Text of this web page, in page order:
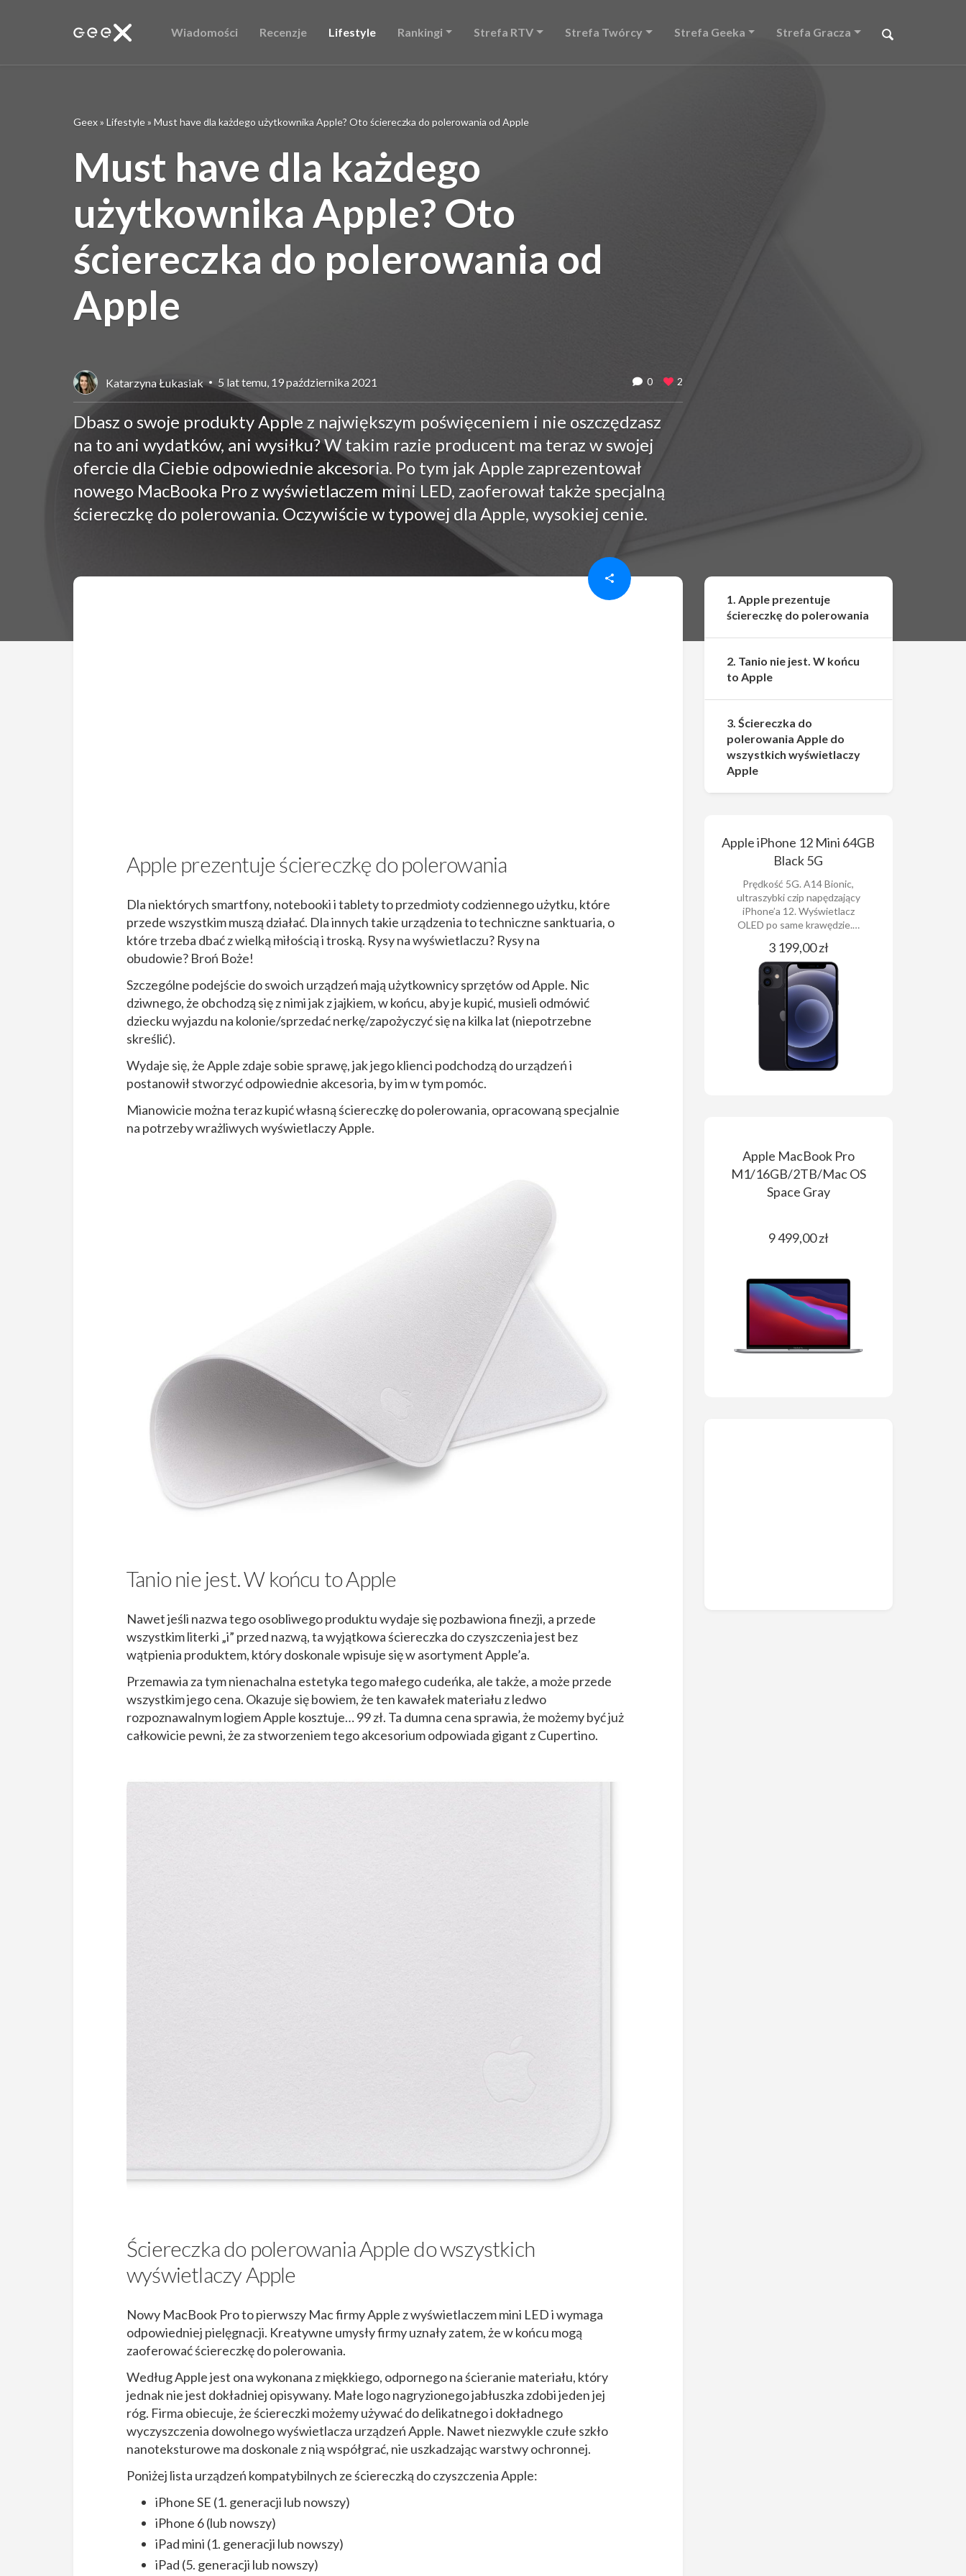
Wiadomości Recenzje Lifestyle Rankingi Strefa RTV Strefa Twórcy Strefa Geeka Strefa Gracza
Geex» Lifestyle» Must have dla każdego użytkownika Apple? Oto ściereczka do polerowania od Apple
Must have dla każdego
użytkownika Apple? Oto
ściereczka do polerowania od
Apple
Katarzyna Łukasiak 5 lat temu, 19 października 2021 0 2
Dbasz o swoje produkty Apple z największym poświęceniem i nie oszczędzasz
na to ani wydatków, ani wysiłku? W takim razie producent ma teraz w swojej
ofercie dla Ciebie odpowiednie akcesoria. Po tym jak Apple zaprezentował
nowego MacBooka Pro z wyświetlaczem mini LED, zaoferował także specjalną
ściereczkę do polerowania. Oczywiście w typowej dla Apple, wysokiej cenie.
Apple prezentuje ściereczkę do polerowania
Dla niektórych smartfony, notebooki i tablety to przedmioty codziennego użytku, które
przede wszystkim muszą działać. Dla innych takie urządzenia to techniczne sanktuaria, o
które trzeba dbać z wielką miłością i troską. Rysy na wyświetlaczu? Rysy na
obudowie? Broń Boże!
Szczególne podejście do swoich urządzeń mają użytkownicy sprzętów od Apple. Nic
dziwnego, że obchodzą się z nimi jak z jajkiem, w końcu, aby je kupić, musieli odmówić
dziecku wyjazdu na kolonie/sprzedać nerkę/zapożyczyć się na kilka lat (niepotrzebne
skreślić).
Wydaje się, że Apple zdaje sobie sprawę, jak jego klienci podchodzą do urządzeń i
postanowił stworzyć odpowiednie akcesoria, by im w tym pomóc.
Mianowicie można teraz kupić własną ściereczkę do polerowania, opracowaną specjalnie
na potrzeby wrażliwych wyświetlaczy Apple.
Tanio nie jest. W końcu to Apple
Nawet jeśli nazwa tego osobliwego produktu wydaje się pozbawiona finezji, a przede
wszystkim literki „i” przed nazwą, ta wyjątkowa ściereczka do czyszczenia jest bez
wątpienia produktem, który doskonale wpisuje się w asortyment Apple’a.
Przemawia za tym nienachalna estetyka tego małego cudeńka, ale także, a może przede
wszystkim jego cena. Okazuje się bowiem, że ten kawałek materiału z ledwo
rozpoznawalnym logiem Apple kosztuje… 99 zł. Ta dumna cena sprawia, że możemy być już
całkowicie pewni, że za stworzeniem tego akcesorium odpowiada gigant z Cupertino.
Ściereczka do polerowania Apple do wszystkich
wyświetlaczy Apple
Nowy MacBook Pro to pierwszy Mac firmy Apple z wyświetlaczem mini LED i wymaga
odpowiedniej pielęgnacji. Kreatywne umysły firmy uznały zatem, że w końcu mogą
zaoferować ściereczkę do polerowania.
Według Apple jest ona wykonana z miękkiego, odpornego na ścieranie materiału, który
jednak nie jest dokładniej opisywany. Małe logo nagryzionego jabłuszka zdobi jeden jej
róg. Firma obiecuje, że ściereczki możemy używać do delikatnego i dokładnego
wyczyszczenia dowolnego wyświetlacza urządzeń Apple. Nawet niezwykle czułe szkło
nanoteksturowe ma doskonale z nią współgrać, nie uszkadzając warstwy ochronnej.
Poniżej lista urządzeń kompatybilnych ze ściereczką do czyszczenia Apple:
iPhone SE (1. generacji lub nowszy)
iPhone 6 (lub nowszy)
iPad mini (1. generacji lub nowszy)
iPad (5. generacji lub nowszy)
1. Apple prezentuje
ściereczkę do polerowania
2. Tanio nie jest. W końcu
to Apple
3. Ściereczka do
polerowania Apple do
wszystkich wyświetlaczy
Apple
Apple iPhone 12 Mini 64GB
Black 5G
Prędkość 5G. A14 Bionic,
ultraszybki czip napędzający
iPhone’a 12. Wyświetlacz
OLED po same krawędzie.…
3 199,00 zł
Apple MacBook Pro
M1/16GB/2TB/Mac OS
Space Gray
9 499,00 zł